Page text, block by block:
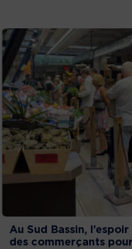
Au Sud Bassin, l’espoir
des commerçants